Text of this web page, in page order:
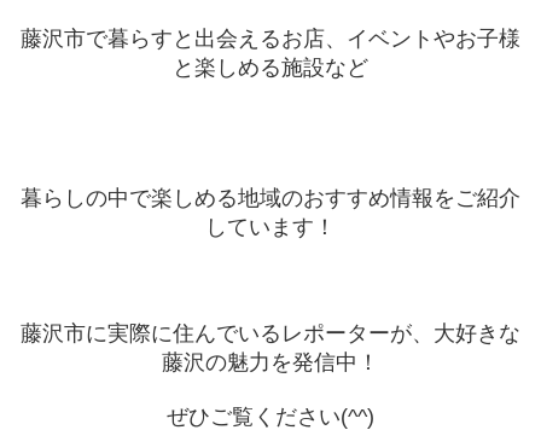
藤沢市で暮らすと出会えるお店、イベントやお子様
と楽しめる施設など
暮らしの中で楽しめる地域のおすすめ情報をご紹介
しています！
藤沢市に実際に住んでいるレポーターが、大好きな
藤沢の魅力を発信中！
ぜひご覧ください(^^)